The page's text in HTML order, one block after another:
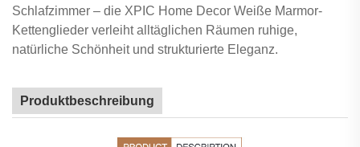
Schlafzimmer – die XPIC Home Decor Weiße Marmor-
Kettenglieder verleiht alltäglichen Räumen ruhige,
natürliche Schönheit und strukturierte Eleganz.
Produktbeschreibung